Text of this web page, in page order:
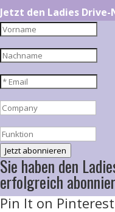
Jetzt den Ladies
Jetzt abonnieren
Sie haben den
erfolgreich
Pin It on Pinterest